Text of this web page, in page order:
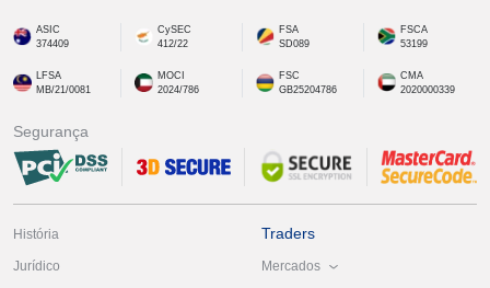
ASIC
374409
CySEC
412/22
FSA
SD089
FSCA
53199
LFSA
MB/21/0081
MOCI
2024/786
FSC
GB25204786
CMA
2020000339
Segurança
História
Jurídico
Traders
Mercados